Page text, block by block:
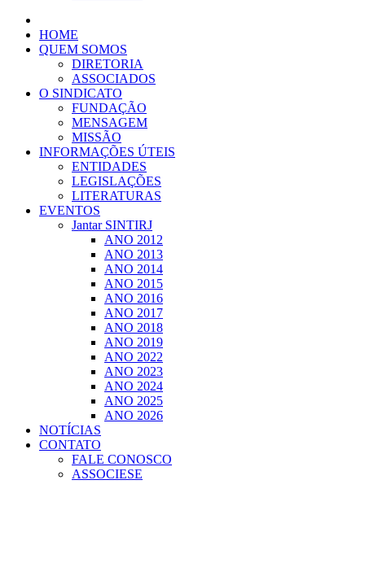
HOME
QUEM SOMOS
DIRETORIA
ASSOCIADOS
O SINDICATO
FUNDAÇÃO
MENSAGEM
MISSÃO
INFORMAÇÕES ÚTEIS
ENTIDADES
LEGISLAÇÕES
LITERATURAS
EVENTOS
Jantar SINTIRJ
ANO 2012
ANO 2013
ANO 2014
ANO 2015
ANO 2016
ANO 2017
ANO 2018
ANO 2019
ANO 2022
ANO 2023
ANO 2024
ANO 2025
ANO 2026
NOTÍCIAS
CONTATO
FALE CONOSCO
ASSOCIESE